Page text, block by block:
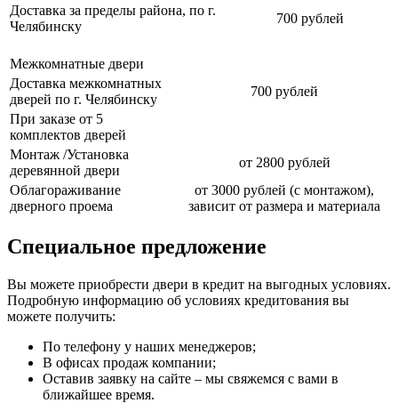
Доставка за пределы района, по г.
Челябинску
700 рублей
Межкомнатные двери
Доставка межкомнатных
дверей по г. Челябинску
700 рублей
При заказе от 5
комплектов дверей
Монтаж /Установка
деревянной двери
от 2800 рублей
Облагораживание
дверного проема
от 3000 рублей (с монтажом),
зависит от размера и материала
Специальное предложение
Вы можете приобрести двери в кредит на выгодных условиях.
Подробную информацию об условиях кредитования вы
можете получить:
По телефону у наших менеджеров;
В офисах продаж компании;
Оставив заявку на сайте – мы свяжемся с вами в
ближайшее время.